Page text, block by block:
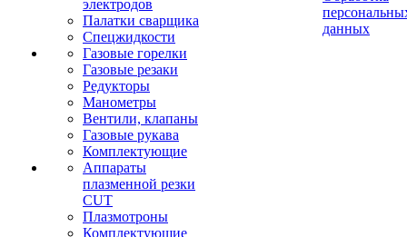
электродов
Палатки сварщика
Спецжидкости
Газовые горелки
Газовые резаки
Редукторы
Манометры
Вентили, клапаны
Газовые рукава
Комплектующие
Аппараты
плазменной резки
CUT
Плазмотроны
Комплектующие
данных